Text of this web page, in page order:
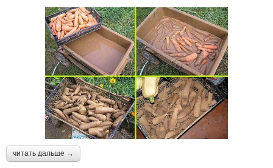
читать дальше →